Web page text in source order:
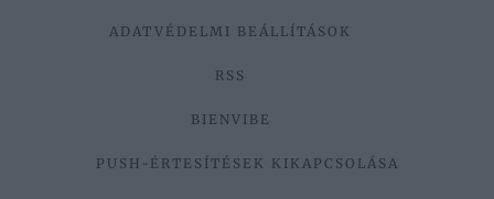
ADATVÉDELMI BEÁLLÍTÁSOK
RSS
BIENVIBE
PUSH-ÉRTESÍTÉSEK KIKAPCSOLÁSA